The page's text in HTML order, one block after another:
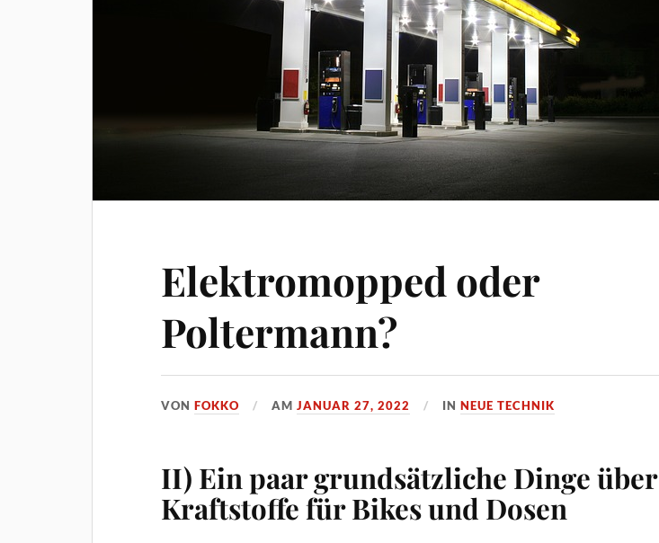
Elektromopped oder
Poltermann?
VONFOKKO AMJANUAR 27, 2022 INNEUE TECHNIK
II) Ein paar grundsätzliche Dinge über
Kraftstoffe für Bikes und Dosen